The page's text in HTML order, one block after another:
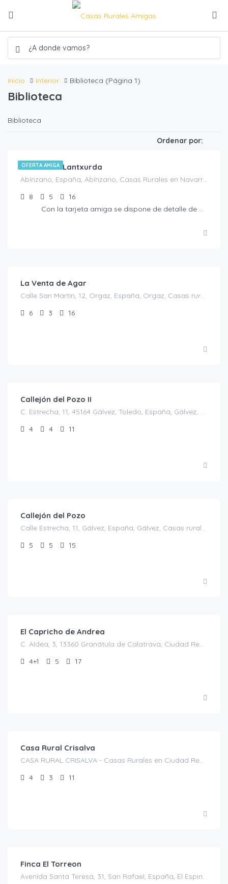
Inicio Interior Biblioteca (Página 1)
Biblioteca
Biblioteca
Ordenar por:
OFERTA AMIGA
450.00€
Casa rural Lantxurda
Abínzano, España, Abínzano, Casas Rurales en Navarra, España
8
5
16
Con la tarjeta amiga se dispone de detalle de bienvenida
La Venta de Agar
Calle San Martín, 12, Orgaz, España, Orgaz, Casas rurales en Toledo, España
6
3 16
Callejón del Pozo II
C. Estrecha, 11, 45164 Gálvez, Toledo, España, Gálvez, Casas rurales en Toledo, España
4
4 11
Callejón del Pozo
Calle Estrecha, 11, Gálvez, España, Gálvez, Casas rurales en Toledo, España
5
5 15
El Capricho de Andrea
C. Aldea, 3, 13360 Granátula de Calatrava, Ciudad Real, España, Granátula de Calatrava, Casas rurales en Ciudad Real, España
4+1
5 17
Casa Rural Crisalva
CASA RURAL CRISALVA - Casas Rurales en Ciudad Real, Calle Duque de la Victoria, 35, C. Aldea, 1, 13360 Granátula de Calatrava, Ciudad Real, España, Granátula de Calatrava, Casas rurales en Ciudad Real, Castilla-La Mancha, España
4
3 11
Finca El Torreon
Avenida Santa Teresa, 31, San Rafael, España, El Espinar, Casas rurales en Segovia, Castilla y León, España